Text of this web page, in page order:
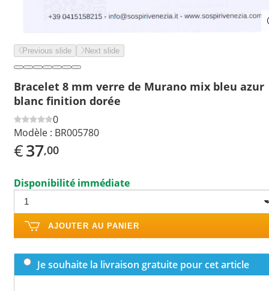
Previous slide Next slide
Bracelet 8 mm verre de Murano mix bleu azur
blanc finition dorée
0
Modèle : BR005780
€37,00
Disponibilité immédiate
AJOUTER AU PANIER
Je souhaite la livraison gratuite pour cet article